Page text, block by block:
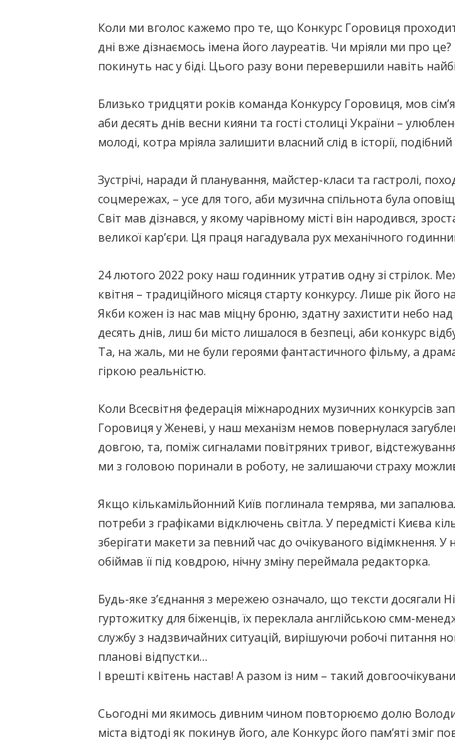
Коли ми вголос кажемо про те, що Конкурс Горовиця
дні вже дізнаємось імена його лауреатів. Чи мріяли ми про
покинуть нас у біді. Цього разу вони перевершили навіть
Близько тридцяти років команда Конкурсу Горовиця, мов
аби десять днів весни кияни та гості столиці України –
молоді, котра мріяла залишити власний слід в історії,
Зустрічі, наради й планування, майстер-класи та гастролі,
соцмережах, – усе для того, аби музична спільнота була
Світ мав дізнався, у якому чарівному місті він народився,
великої кар’єри. Ця праця нагадувала рух механічного
24 лютого 2022 року наш годинник утратив одну зі стрілок.
квітня – традиційного місяця старту конкурсу. Лише рік його
Якби кожен із нас мав міцну броню, здатну захистити небо над
десять днів, лиш би місто лишалося в безпеці, аби конкурс
Та, на жаль, ми не були героями фантастичного фільму, а
гіркою реальністю.
Коли Всесвітня федерація міжнародних музичних конкурсів
Горовиця у Женеві, у наш механізм немов повернулася
довгою, та, поміж сигналами повітряних тривог,
ми з головою поринали в роботу, не залишаючи страху
Якщо кількамільйонний Київ поглинала темрява, ми
потреби з графіками відключень світла. У передмісті Києва
зберігати макети за певний час до очікуваного відімкнення.
обіймав її під ковдрою, нічну зміну переймала редакторка.
Будь-яке з’єднання з мережею означало, що тексти досягали
гуртожитку для біженців, їх переклала англійською смм-
службу з надзвичайних ситуацій, вирішуючи робочі питання
планові відпустки…
І врешті квітень настав! А разом із ним – такий
Сьогодні ми якимось дивним чином повторюємо долю
міста відтоді як покинув його, але Конкурс його пам’яті зміг